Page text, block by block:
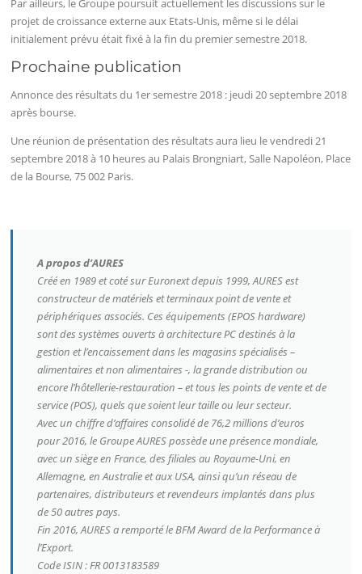
Par ailleurs, le Groupe poursuit actuellement les discussions sur le
projet de croissance externe aux Etats-Unis, même si le délai
initialement prévu était fixé à la fin du premier semestre 2018.
Prochaine publication
Annonce des résultats du 1er semestre 2018 : jeudi 20 septembre 2018
après bourse.
Une réunion de présentation des résultats aura lieu le vendredi 21
septembre 2018 à 10 heures au Palais Brongniart, Salle Napoléon, Place
de la Bourse, 75 002 Paris.
A propos d’AURES
Créé en 1989 et coté sur Euronext depuis 1999, AURES est
constructeur de matériels et terminaux point de vente et
périphériques associés. Ces équipements (EPOS hardware)
sont des systèmes ouverts à architecture PC destinés à la
gestion et l’encaissement dans les magasins spécialisés –
alimentaires et non alimentaires -, la grande distribution ou
encore l’hôtellerie-restauration – et tous les points de vente et de
service (POS), quels que soient leur taille ou leur secteur.
Avec un chiffre d’affaires consolidé de 76,2 millions d’euros
pour 2016, le Groupe AURES possède une présence mondiale,
avec un siège en France, des filiales au Royaume-Uni, en
Allemagne, en Australie et aux USA, ainsi qu’un réseau de
partenaires, distributeurs et revendeurs implantés dans plus
de 50 autres pays.
Fin 2016, AURES a remporté le BFM Award de la Performance à
l’Export.
Code ISIN : FR 0013183589